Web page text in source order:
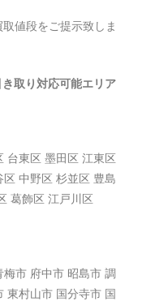
値段をご提示致しま
取り対応可能エリア
台東区 墨田区 江東区
中野区 杉並区 豊島
葛飾区 江戸川区
市 府中市 昭島市 調
東村山市 国分寺市 国